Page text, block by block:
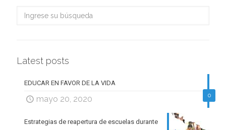
Latest posts
0
EDUCAR EN FAVOR DE LA VIDA
mayo 20, 2020
Estrategias de reapertura de escuelas durante